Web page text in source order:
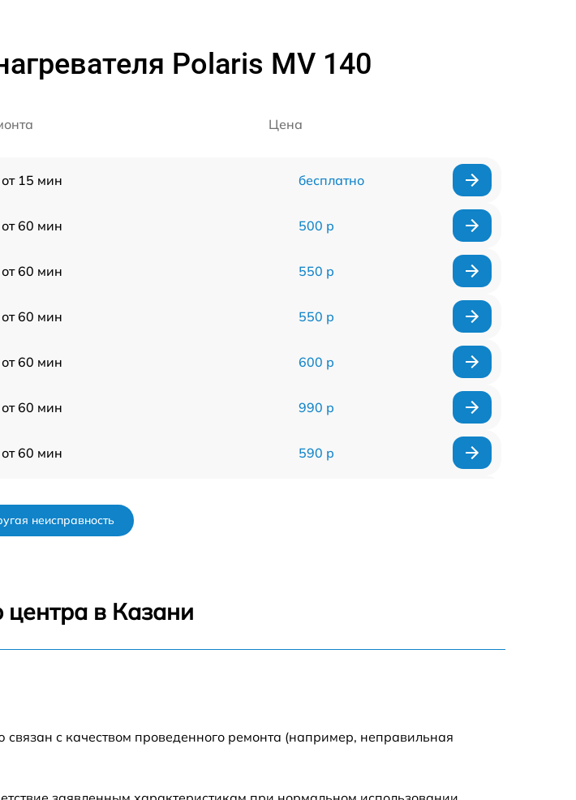
Polaris MV 140
Цена
от 15 мин бесплатно
от 60 мин 500 р
от 60 мин 550 р
от 60 мин 550 р
от 60 мин 600 р
от 60 мин 990 р
от 60 мин 590 р
неисправность
центра в Казани
с качеством проведенного ремонта (например, неправильная